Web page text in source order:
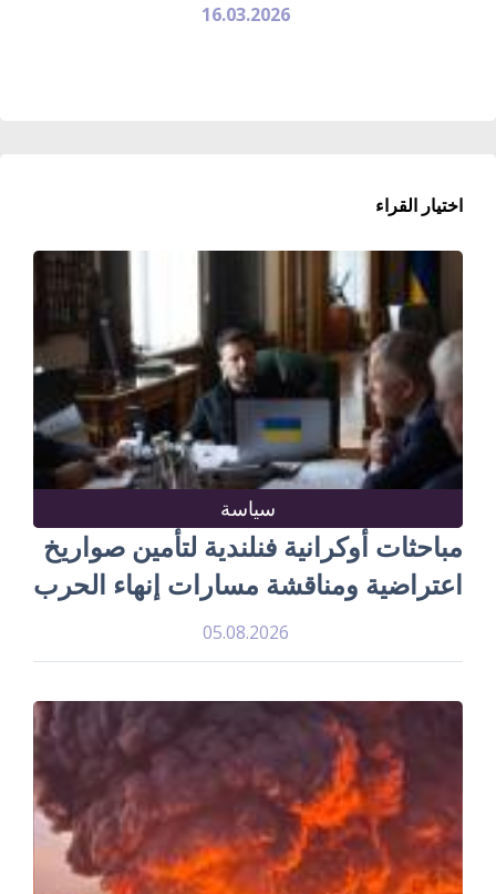
16.03.2026
اختيار القراء
سياسة
مباحثات أوكرانية فنلندية لتأمين صواريخ
اعتراضية ومناقشة مسارات إنهاء الحرب
05.08.2026